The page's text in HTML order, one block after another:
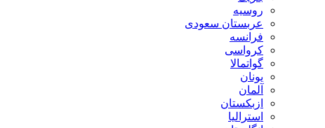
روسیه
عربستان سعودی
فرانسه
کرواسی
گواتمالا
یونان
آلمان
ازبکستان
استرالیا